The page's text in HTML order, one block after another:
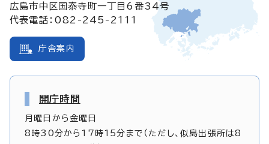
広島市中区国泰寺町一丁目6番34号
代表電話：082-245-2111
庁舎案内
開庁時間
月曜日から金曜日
8時30分から17時15分まで（ただし、似島出張所は8